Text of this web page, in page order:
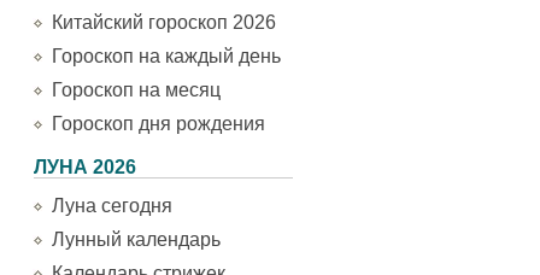
Китайский гороскоп 2026
Гороскоп на каждый день
Гороскоп на месяц
Гороскоп дня рождения
ЛУНА 2026
Луна сегодня
Лунный календарь